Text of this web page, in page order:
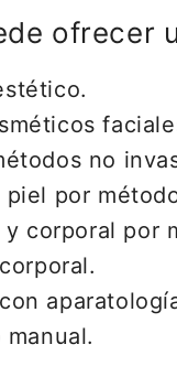
ofrecer
no
por
corporal por